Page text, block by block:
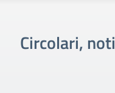
Circolari,